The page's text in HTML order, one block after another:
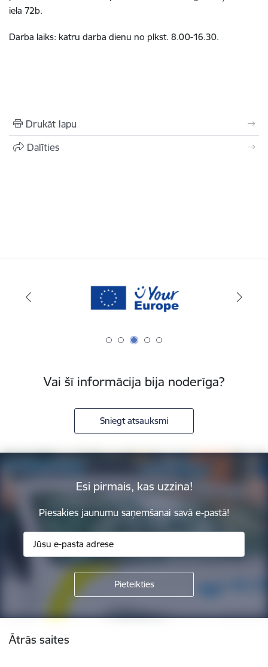
iela 72b.
Darba laiks: katru darba dienu no plkst. 8.00-16.30.
Drukāt lapu
Dalīties
Vai šī informācija bija noderīga?
Sniegt atsauksmi
Esi pirmais, kas uzzina!
Piesakies jaunumu saņemšanai savā e-pastā!
Ātrās saites